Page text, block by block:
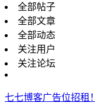
全部帖子
全部文章
全部动态
关注用户
关注论坛
七七博客广告位招租！